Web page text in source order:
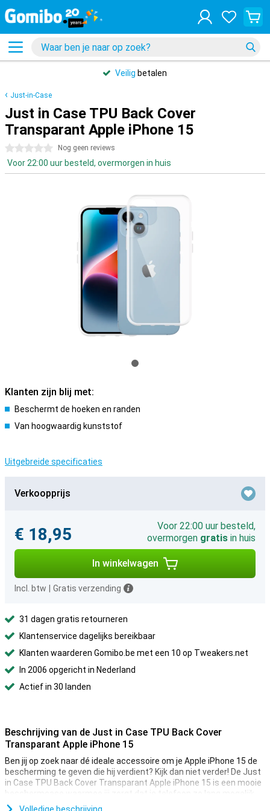
Veilig betalen
Just-in-Case
Just in Case TPU Back Cover
Transparant Apple iPhone 15
0 sterren Nog geen reviews
Voor 22:00 uur besteld, overmorgen in huis
Klanten zijn blij met:
Beschermt de hoeken en randen
Van hoogwaardig kunststof
Uitgebreide specificaties
Verkoopprijs
€ 18,95
Voor 22:00 uur besteld,
overmorgen gratis in huis
In winkelwagen
Incl. btw Gratis verzending
31 dagen gratis retourneren
Klantenservice dagelijks bereikbaar
Klanten waarderen Gomibo.be met een 10 op Tweakers.net
In 2006 opgericht in Nederland
Actief in 30 landen
Beschrijving van de Just in Case TPU Back Cover
Transparant Apple iPhone 15
Ben jij op zoek naar dé ideale accessoire om je Apple iPhone 15 de
bescherming te geven die hij verdient? Kijk dan niet verder! De Just
in Case TPU Back Cover Transparant Apple iPhone 15 is een mooie
beschermcase waarmee jij zorgt dat je telefoon zo lang mogelijk
mee gaat.